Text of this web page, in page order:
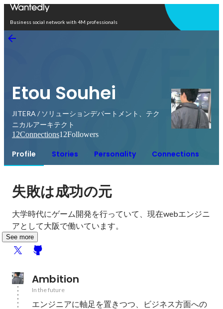
Business social network with 4M professionals
Etou Souhei
JITERA / ソリューションデパートメント、テク
ニカルアーキテクト
12Connections12Followers
Profile Stories Personality Connections
失敗は成功の元
大学時代にゲーム開発を行っていて、現在webエンジニ
アとして大阪で働いています。
See more
Ambition
In the future
エンジニアに軸足を置きつつ、ビジネス方面への